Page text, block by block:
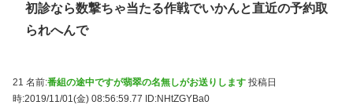
初診なら数撃ちゃ当たる作戦でいかんと直近の予約取
られへんで
21 名前:番組の途中ですが翡翠の名無しがお送りします 投稿日
時:2019/11/01(金) 08:56:59.77 ID:NHtZGYBa0